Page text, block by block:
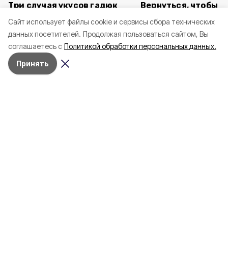
Cайт использует файлы cookie и сервисы сбора технических
данных посетителей. Продолжая пользоваться сайтом, Вы
соглашаетесь с Политикой обработки персональных данных.
Принять
Три случая укусов гадюк
Белгородской области с
начала года
Вернуться, чтобы
в Белгородскую
пять лет